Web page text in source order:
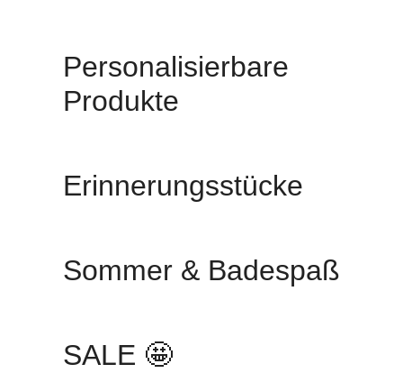
Personalisierbare
Produkte
Erinnerungsstücke
Sommer & Badespaß
SALE 🤩